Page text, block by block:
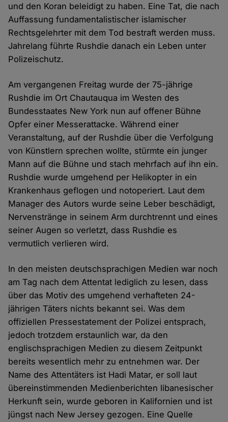
und den Koran beleidigt zu haben. Eine Tat, die nach
Auffassung fundamentalistischer islamischer
Rechtsgelehrter mit dem Tod bestraft werden muss.
Jahrelang führte Rushdie danach ein Leben unter
Polizeischutz.
Am vergangenen Freitag wurde der 75-jährige
Rushdie im Ort Chautauqua im Westen des
Bundesstaates New York nun auf offener Bühne
Opfer einer Messerattacke. Während einer
Veranstaltung, auf der Rushdie über die Verfolgung
von Künstlern sprechen wollte, stürmte ein junger
Mann auf die Bühne und stach mehrfach auf ihn ein.
Rushdie wurde umgehend per Helikopter in ein
Krankenhaus geflogen und notoperiert. Laut dem
Manager des Autors wurde seine Leber beschädigt,
Nervenstränge in seinem Arm durchtrennt und eines
seiner Augen so verletzt, dass Rushdie es
vermutlich verlieren wird.
In den meisten deutschsprachigen Medien war noch
am Tag nach dem Attentat lediglich zu lesen, dass
über das Motiv des umgehend verhafteten 24-
jährigen Täters nichts bekannt sei. Was dem
offiziellen Pressestatement der Polizei entsprach,
jedoch trotzdem erstaunlich war, da den
englischsprachigen Medien zu diesem Zeitpunkt
bereits wesentlich mehr zu entnehmen war. Der
Name des Attentäters ist Hadi Matar, er soll laut
übereinstimmenden Medienberichten libanesischer
Herkunft sein, wurde geboren in Kalifornien und ist
jüngst nach New Jersey gezogen. Eine Quelle